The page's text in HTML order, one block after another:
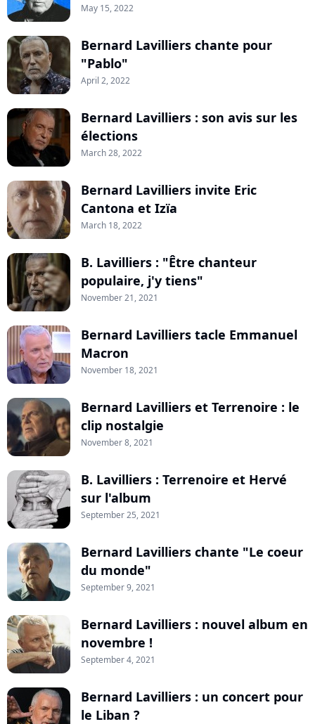
May 15, 2022
Bernard Lavilliers chante pour
"Pablo"
April 2, 2022
Bernard Lavilliers : son avis sur les
élections
March 28, 2022
Bernard Lavilliers invite Eric
Cantona et Izïa
March 18, 2022
B. Lavilliers : "Être chanteur
populaire, j'y tiens"
November 21, 2021
Bernard Lavilliers tacle Emmanuel
Macron
November 18, 2021
Bernard Lavilliers et Terrenoire : le
clip nostalgie
November 8, 2021
B. Lavilliers : Terrenoire et Hervé
sur l'album
September 25, 2021
Bernard Lavilliers chante "Le coeur
du monde"
September 9, 2021
Bernard Lavilliers : nouvel album en
novembre !
September 4, 2021
Bernard Lavilliers : un concert pour
le Liban ?